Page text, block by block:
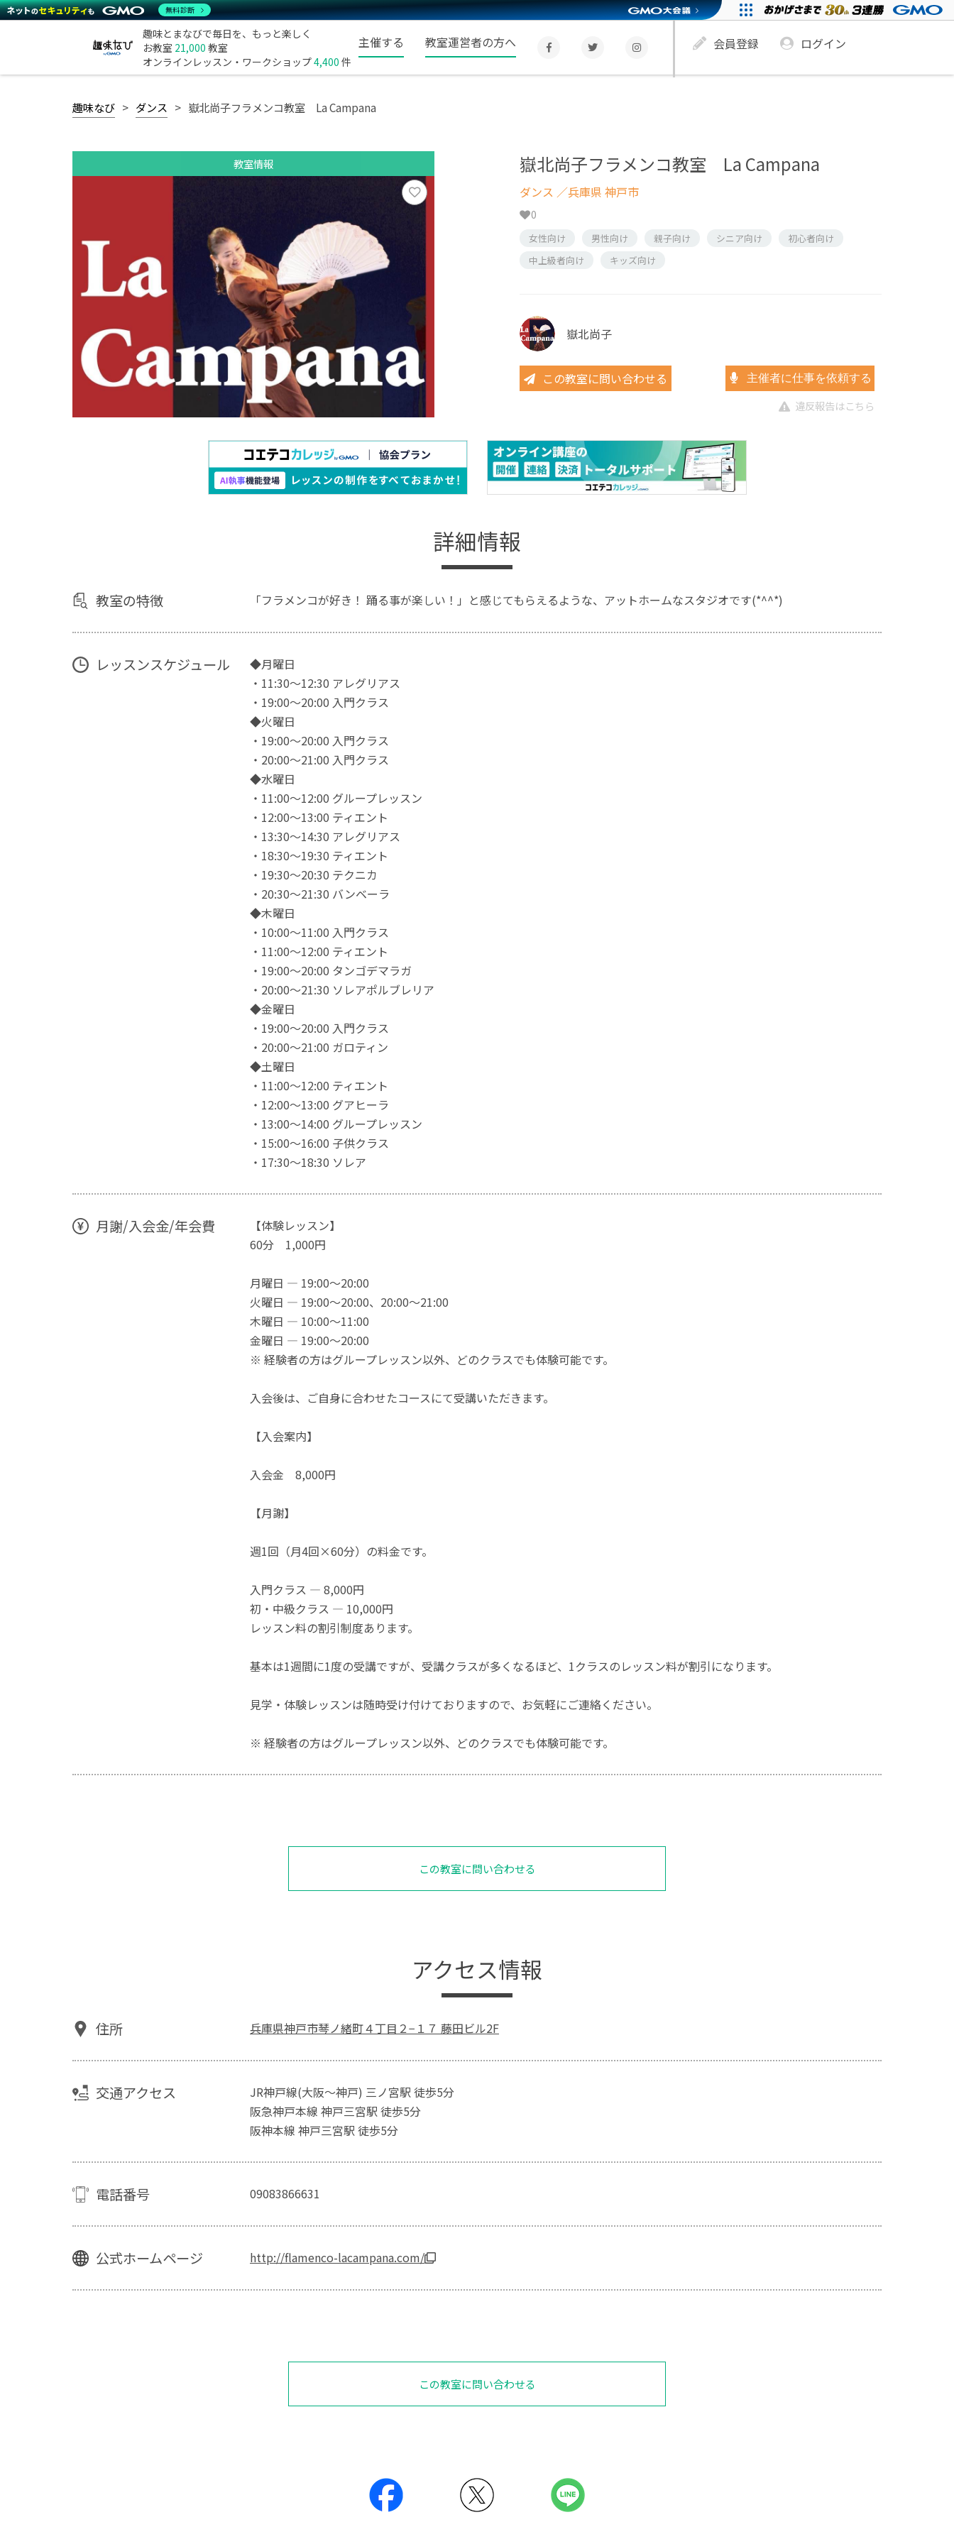
趣味とまなびで毎日を、もっと楽しく
お教室 21,000 教室
オンラインレッスン・ワークショップ4,400 件
主催する 教室運営者の方へ 会員登録 ログイン
趣味なび ダンス 嶽北尚子フラメンコ教室 La Campana
教室情報 嶽北尚子フラメンコ教室 La Campana
ダンス ／兵庫県 神戸市
0
女性向け 男性向け 親子向け シニア向け
初心者向け
中上級者向け
キッズ向け
嶽北尚子
この教室に問い合わせる 主催者に仕事を依頼する
違反報告はこちら
詳細情報
教室の特徴 「フラメンコが好き！ 踊る事が楽しい！」と感じてもらえるような、アットホームなスタジオです(*^^*)
レッスンスケジュール
◆月曜日
・11:30〜12:30 アレグリアス
・19:00〜20:00 入門クラス
◆火曜日
・19:00〜20:00 入門クラス
・20:00〜21:00 入門クラス
◆水曜日
・11:00〜12:00 グループレッスン
・12:00〜13:00 ティエント
・13:30〜14:30 アレグリアス
・18:30〜19:30 ティエント
・19:30〜20:30 テクニカ
・20:30〜21:30 バンベーラ
◆木曜日
・10:00〜11:00 入門クラス
・11:00〜12:00 ティエント
・19:00〜20:00 タンゴデマラガ
・20:00〜21:30 ソレアポルブレリア
◆金曜日
・19:00〜20:00 入門クラス
・20:00〜21:00 ガロティン
◆土曜日
・11:00〜12:00 ティエント
・12:00〜13:00 グアヒーラ
・13:00〜14:00 グループレッスン
・15:00〜16:00 子供クラス
・17:30〜18:30 ソレア
月謝/入会金/年会費
【体験レッスン】
60分 1,000円
月曜日 — 19:00～20:00
火曜日 — 19:00～20:00、20:00～21:00
木曜日 — 10:00～11:00
金曜日 — 19:00～20:00
※ 経験者の方はグループレッスン以外、どのクラスでも体験可能です。
入会後は、ご自身に合わせたコースにて受講いただきます。
【入会案内】
入会金 8,000円
【月謝】
週1回（月4回×60分）の料金です。
入門クラス — 8,000円
初・中級クラス — 10,000円
レッスン料の割引制度あります。
基本は1週間に1度の受講ですが、受講クラスが多くなるほど、1クラスのレッスン料が割引になります。
見学・体験レッスンは随時受け付けておりますので、お気軽にご連絡ください。
※ 経験者の方はグループレッスン以外、どのクラスでも体験可能です。
この教室に問い合わせる
アクセス情報
住所 兵庫県神戸市琴ノ緒町４丁目２−１７ 藤田ビル2F
交通アクセス
JR神戸線(大阪～神戸) 三ノ宮駅 徒歩5分
阪急神戸本線 神戸三宮駅 徒歩5分
阪神本線 神戸三宮駅 徒歩5分
電話番号 09083866631
公式ホームページ http://flamenco-lacampana.com/
この教室に問い合わせる
無料診断